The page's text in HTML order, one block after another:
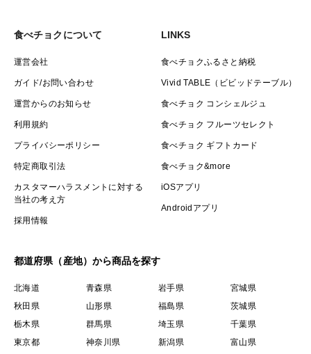
食べチョクについて
運営会社
ガイド/お問い合わせ
運営からのお知らせ
利用規約
プライバシーポリシー
特定商取引法
カスタマーハラスメントに対する
当社の考え方
採用情報
LINKS
食べチョクふるさと納税
Vivid TABLE（ビビッドテーブル）
食べチョク コンシェルジュ
食べチョク フルーツセレクト
食べチョク ギフトカード
食べチョク&more
iOSアプリ
Androidアプリ
都道府県（産地）から商品を探す
北海道 青森県 岩手県
宮城県
秋田県
山形県 福島県
茨城県
栃木県
群馬県 埼玉県
千葉県
東京都
神奈川県 新潟県 富山県